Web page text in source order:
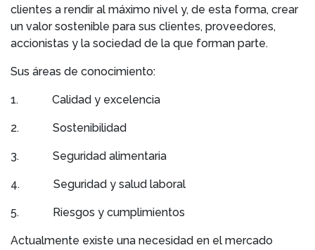
clientes a rendir al máximo nivel y, de esta forma, crear
un valor sostenible para sus clientes, proveedores,
accionistas y la sociedad de la que forman parte.
Sus áreas de conocimiento:
1. Calidad y excelencia
2. Sostenibilidad
3. Seguridad alimentaria
4. Seguridad y salud laboral
5. Riesgos y cumplimientos
Actualmente existe una necesidad en el mercado